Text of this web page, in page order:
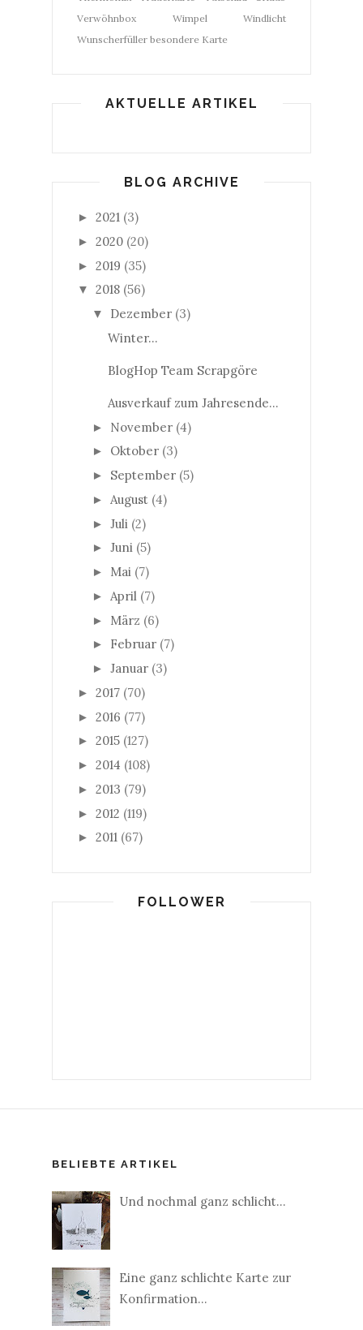
Verwöhnbox
Wimpel
Windlicht
Wunscherfüller besondere Karte
AKTUELLE ARTIKEL
BLOG ARCHIVE
► 2021 (3)
► 2020 (20)
► 2019 (35)
▼ 2018 (56)
▼ Dezember (3)
Winter...
BlogHop Team Scrapgöre
Ausverkauf zum Jahresende...
► November (4)
► Oktober (3)
► September (5)
► August (4)
► Juli (2)
► Juni (5)
► Mai (7)
► April (7)
► März (6)
► Februar (7)
► Januar (3)
► 2017 (70)
► 2016 (77)
► 2015 (127)
► 2014 (108)
► 2013 (79)
► 2012 (119)
► 2011 (67)
FOLLOWER
BELIEBTE ARTIKEL
Und nochmal ganz schlicht...
Eine ganz schlichte Karte zur
Konfirmation...